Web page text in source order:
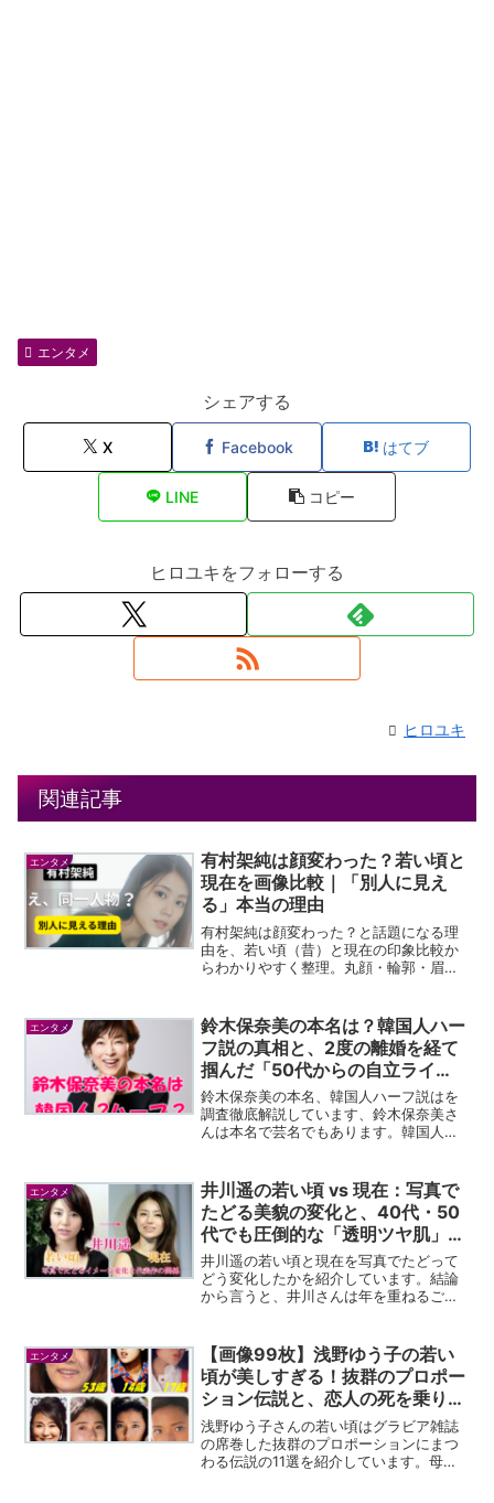
エンタメ
シェアする
X Facebook はてブ
LINE コピー
ヒロユキをフォローする
ヒロユキ
関連記事
エンタメ
有村架純は顔変わった？若い頃と
現在を画像比較｜「別人に見え
る」本当の理由
有村架純は顔変わった？と話題になる理
由を、若い頃（昔）と現在の印象比較か
らわかりやすく整理。丸顔・輪郭・眉・
す。
エンタメ
鈴木保奈美の本名は？韓国人ハー
フ説の真相と、2度の離婚を経て
掴んだ「50代からの自立ライ
フ」＆都内一等地マンションの資
産形成術！
鈴木保奈美の本名、韓国人ハーフ説はを
調査徹底解説しています、鈴木保奈美さ
んは本名で芸名でもあります。韓国人ハ
ディドラマ「東京ラブストーリー」が中
国、韓国で大変な人気になっています。
エンタメ
井川遥の若い頃 vs 現在：写真で
たどる美貌の変化と、40代・50
代でも圧倒的な「透明ツヤ肌」を
保つオーガニック美容法を徹底考
察！
井川遥の若い頃と現在を写真でたどって
どう変化したかを紹介しています。結論
から言うと、井川さんは年を重ねるごと
経験が自身の雰囲気が癒しけいと言われ
て人気を博しています。
エンタメ
【画像99枚】浅野ゆう子の若い
頃が美しすぎる！抜群のプロポー
ション伝説と、恋人の死を乗り越
え掴んだ「57歳の熟年大人婚」
＆別荘での優雅な私生活！
浅野ゆう子さんの若い頃はグラビア雑誌
の席巻した抜群のプロポーションにまつ
わる伝説の11選を紹介しています。母親